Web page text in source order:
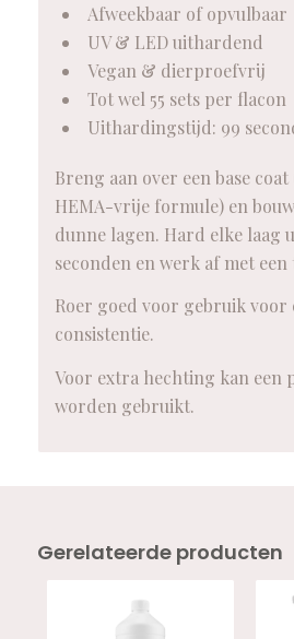
Afweekbaar of opvulbaar
UV & LED uithardend
Vegan & dierproefvrij
Tot wel 55 sets per flacon
Uithardingstijd: 99
Breng aan over een base
HEMA-vrije formule) en
dunne lagen. Hard elke laag
seconden en werk af met een
Roer goed voor gebruik voor
consistentie.
Voor extra hechting kan een
worden gebruikt.
Gerelateerde producten